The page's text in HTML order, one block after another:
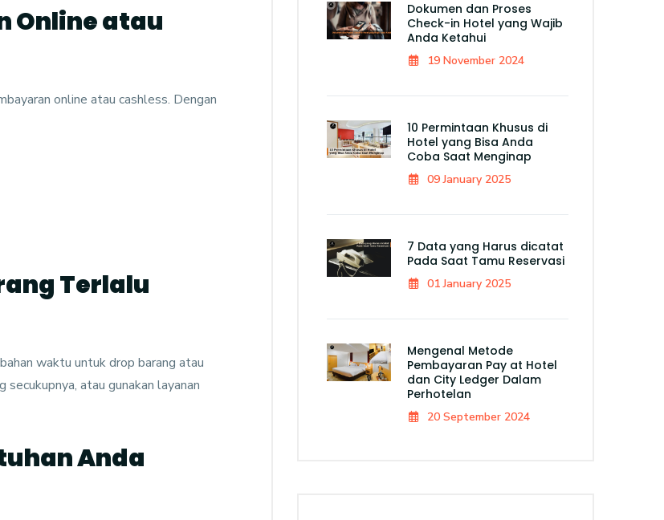
Online atau
online atau cashless. Dengan
Terlalu
waktu untuk drop barang atau
secukupnya, atau gunakan layanan
Anda
Dokumen dan Proses
Check-in Hotel yang Wajib
Anda Ketahui
19 November 2024
10 Permintaan Khusus di
Hotel yang Bisa Anda
Coba Saat Menginap
09 January 2025
7 Data yang Harus dicatat
Pada Saat Tamu Reservasi
01 January 2025
Mengenal Metode
Pembayaran Pay at Hotel
dan City Ledger Dalam
Perhotelan
20 September 2024